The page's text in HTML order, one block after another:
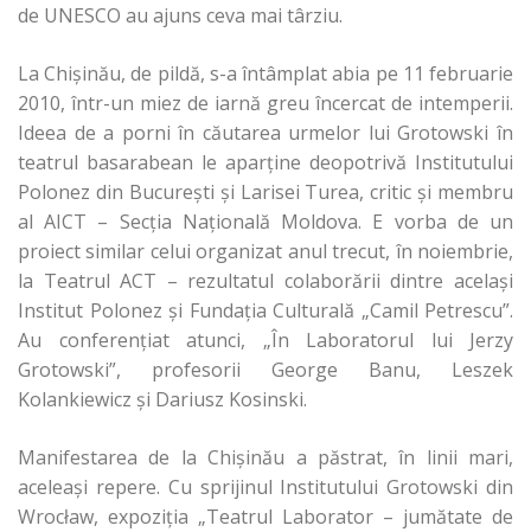
de UNESCO au ajuns ceva mai târziu.
La Chişinău, de pildă, s-a întâmplat abia pe 11 februarie
2010, într-un miez de iarnă greu încercat de intemperii.
Ideea de a porni în căutarea urmelor lui Grotowski în
teatrul basarabean le aparţine deopotrivă Institutului
Polonez din Bucureşti şi Larisei Turea, critic şi membru
al AICT – Secţia Naţională Moldova. E vorba de un
proiect similar celui organizat anul trecut, în noiembrie,
la Teatrul ACT – rezultatul colaborării dintre acelaşi
Institut Polonez şi Fundaţia Culturală „Camil Petrescu”.
Au conferenţiat atunci, „În Laboratorul lui Jerzy
Grotowski”, profesorii George Banu, Leszek
Kolankiewicz şi Dariusz Kosinski.
Manifestarea de la Chişinău a păstrat, în linii mari,
aceleaşi repere. Cu sprijinul Institutului Grotowski din
Wrocław, expoziţia „Teatrul Laborator – jumătate de